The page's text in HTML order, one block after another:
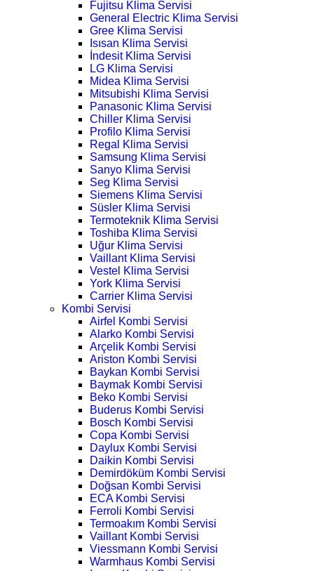
Fujitsu Klima Servisi
General Electric Klima Servisi
Gree Klima Servisi
Isısan Klima Servisi
İndesit Klima Servisi
LG Klima Servisi
Midea Klima Servisi
Mitsubishi Klima Servisi
Panasonic Klima Servisi
Chiller Klima Servisi
Profilo Klima Servisi
Regal Klima Servisi
Samsung Klima Servisi
Sanyo Klima Servisi
Seg Klima Servisi
Siemens Klima Servisi
Süsler Klima Servisi
Termoteknik Klima Servisi
Toshiba Klima Servisi
Uğur Klima Servisi
Vaillant Klima Servisi
Vestel Klima Servisi
York Klima Servisi
Carrier Klima Servisi
Kombi Servisi
Airfel Kombi Servisi
Alarko Kombi Servisi
Arçelik Kombi Servisi
Ariston Kombi Servisi
Baykan Kombi Servisi
Baymak Kombi Servisi
Beko Kombi Servisi
Buderus Kombi Servisi
Bosch Kombi Servisi
Copa Kombi Servisi
Daylux Kombi Servisi
Daikin Kombi Servisi
Demirdöküm Kombi Servisi
Doğsan Kombi Servisi
ECA Kombi Servisi
Ferroli Kombi Servisi
Termoakım Kombi Servisi
Vaillant Kombi Servisi
Viessmann Kombi Servisi
Warmhaus Kombi Servisi